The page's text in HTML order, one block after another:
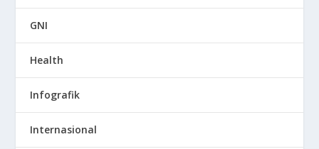
GNI
Health
Infografik
Internasional